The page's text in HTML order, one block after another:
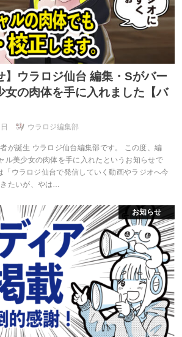
】ウラロジ仙台 編集・Sがバー
女の肉体を手に入れました【バ
ウラロジ編集部
が誕生 ウラロジ仙台編集部です。 この度、編
ル美少女の肉体を手に入れたというお知らせで
ウラロジ仙台で発信していく動画やラジオへ今
たいが、やは…
お知らせ